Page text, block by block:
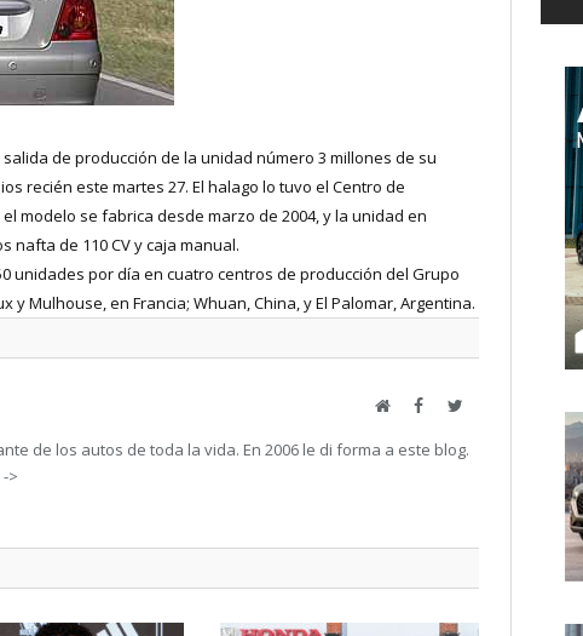
de producción de la unidad número 3 millones de su
recién este martes 27. El halago lo tuvo el Centro de
modelo se fabrica desde marzo de 2004, y la unidad en
nafta de 110 CV y caja manual.
unidades por día en cuatro centros de producción del Grupo
Mulhouse, en Francia; Whuan, China, y El Palomar, Argentina.
Web FacebookTwitter
de los autos de toda la vida. En 2006 le di forma a este blog.
>